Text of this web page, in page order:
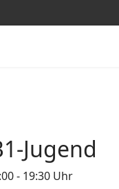
Jugend
- 19:30 Uhr